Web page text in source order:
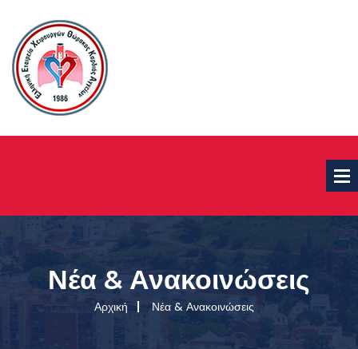
Νέα & Ανακοινώσεις
Αρχική Νέα & Ανακοινώσεις